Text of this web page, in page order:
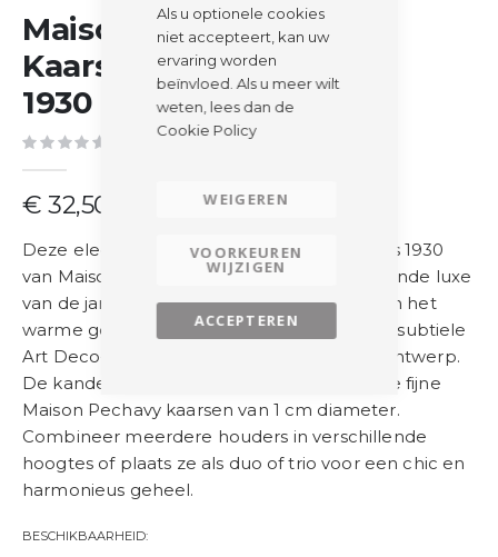
Als u optionele cookies
niet accepteert, kan uw
ervaring worden
beïnvloed. Als u meer wilt
weten, lees dan de
Cookie Policy
ACCEPTEREN
VOORKEUREN
WIJZIGEN
WEIGEREN
naar
het
begin
van
de
afbeeldingen-
Maison Pechavy |
Kaarsenhouder | Folies
1930 | Messing
Schrijf de eerste review over dit product
€ 32,50
Deze elegante Design Candle Holder Folies 1930
van Maison Pechavy is een ode aan de verfijnde luxe
van de jaren ’20. De minimalistische vorm en het
warme goud van massief messing brengen subtiele
Art Deco-invloeden samen in een tijdloos ontwerp.
De kandelaar is speciaal ontworpen voor de fijne
Maison Pechavy kaarsen van 1 cm diameter.
Combineer meerdere houders in verschillende
hoogtes of plaats ze als duo of trio voor een chic en
harmonieus geheel.
BESCHIKBAARHEID: